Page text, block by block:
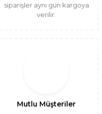
siparişler aynı gün kargoya
verilir.
Mutlu Müşteriler